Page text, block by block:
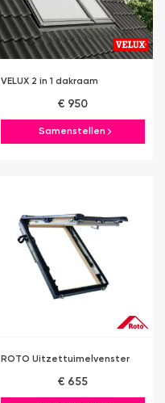
VELUX 2 in 1 dakraam
€ 950
Samenstellen
ROTO Uitzettuimelvenster
€ 655